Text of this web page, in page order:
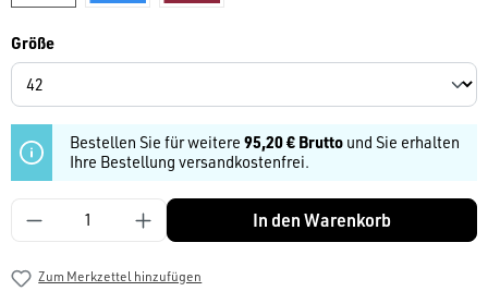
Größeauswählen
Bestellen Sie für weitere 95,20 € Brutto und Sie erhalten
Ihre Bestellung versandkostenfrei.
Produkt Anzahl: Gib den gewünschten Wert
In den Warenkorb
Zum Merkzettel hinzufügen